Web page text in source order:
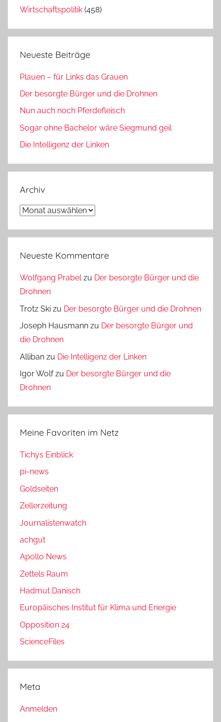
Wirtschaftspolitik (458)
Neueste Beiträge
Plauen – für Links das Grauen
Der besorgte Bürger und die Drohnen
Nun auch noch Pferdefleisch
Sogar ohne Bachelor wäre Siegmund geil
Die Intelligenz der Linken
Archiv
Archiv
Neueste Kommentare
Wolfgang Prabelzu Der besorgte Bürger und die
Drohnen
Trotz Ski zu Der besorgte Bürger und die Drohnen
Joseph Hausmann zu Der besorgte Bürger und
die Drohnen
Alliban zu Die Intelligenz der Linken
Igor Wolfzu Der besorgte Bürger und die
Drohnen
Meine Favoriten im Netz
Tichys Einblick
pi-news
Goldseiten
Zellerzeitung
Journalistenwatch
achgut
Apollo News
Zettels Raum
Hadmut Danisch
Europäisches Institut für Klima und Energie
Opposition 24
ScienceFiles
Meta
Anmelden